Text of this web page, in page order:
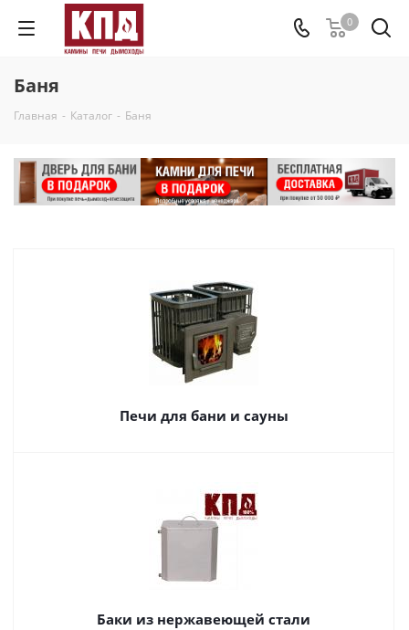
0
Баня
Главная - Каталог - Баня
Печи для бани и сауны
Баки из нержавеющей стали